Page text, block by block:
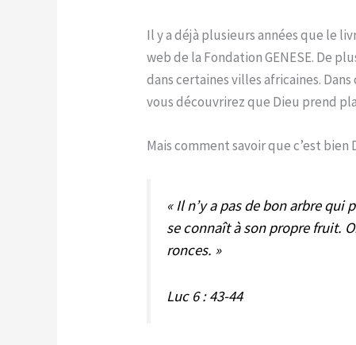
Il y a déjà plusieurs années que le
web de la Fondation GENESE. De
dans certaines villes africaines.
vous découvrirez que Dieu prend
Mais comment savoir que c’est
« Il n’y a pas de bon arbre
se connaît à son propre fruit.
ronces. »
Luc 6 : 43-44